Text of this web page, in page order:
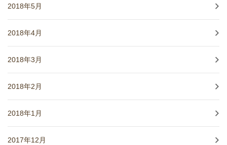
2018年5月
2018年4月
2018年3月
2018年2月
2018年1月
2017年12月